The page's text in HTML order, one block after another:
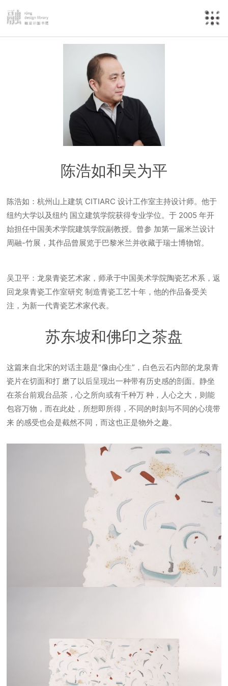
陈浩如和吴为平
陈浩如：杭州山上建筑 CITIARC 设计工作室主持设计师。他于
纽约大学以及纽约 国立建筑学院获得专业学位。于 2005 年开
始担任中国美术学院建筑学院副教授。曾参 加第一届米兰设计
周融-竹展，其作品曾展览于巴黎米兰并收藏于瑞士博物馆。
吴卫平：龙泉青瓷艺术家，师承于中国美术学院陶瓷艺术系，返
回龙泉青瓷工作室研究 制造青瓷工艺十年，他的作品备受关
注，为新一代青瓷艺术家代表。
苏东坡和佛印之茶盘
这篇来自北宋的对话主题是“像由心生”，白色云石内部的龙泉青
瓷片在切面和打 磨了以后呈现出一种带有历史感的剖面。静坐
在茶台前观台品茶，心之所向或有千种万 种，人心之大，则能
包容万物，而在此处，所想即所得，不同的时刻与不同的心境带
来 的感受也会是截然不同，而这也正是物外之趣。